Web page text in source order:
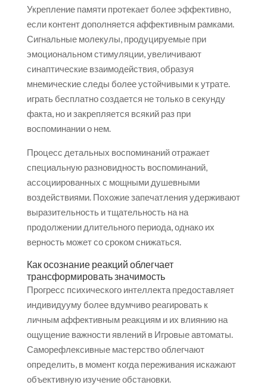
Укрепление памяти протекает более эффективно,
если контент дополняется аффективным рамками.
Сигнальные молекулы, продуцируемые при
эмоциональном стимуляции, увеличивают
синаптические взаимодействия, образуя
мнемические следы более устойчивыми к утрате.
играть бесплатно создается не только в секунду
факта, но и закрепляется всякий раз при
воспоминании о нем.
Процесс детальных воспоминаний отражает
специальную разновидность воспоминаний,
ассоциированных с мощными душевными
воздействиями. Похожие запечатления удерживают
выразительность и тщательность на на
продолжении длительного периода, однако их
верность может со сроком снижаться.
Как осознание реакций облегчает
трансформировать значимость
Прогресс психического интеллекта предоставляет
индивидууму более вдумчиво реагировать к
личным аффективным реакциям и их влиянию на
ощущение важности явлений в Игровые автоматы.
Саморефлексивные мастерство облегчают
определить, в момент когда переживания искажают
объективную изучение обстановки.